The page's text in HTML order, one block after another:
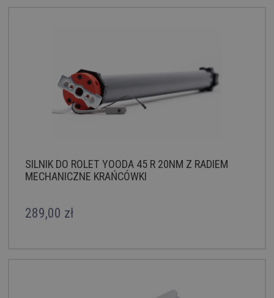
SILNIK DO ROLET YOODA 45 R 20NM Z RADIEM
MECHANICZNE KRAŃCÓWKI
289,00 zł